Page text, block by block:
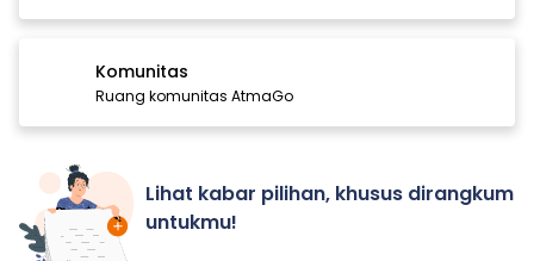
Komunitas
Ruang komunitas AtmaGo
Lihat kabar pilihan, khusus dirangkum
untukmu!